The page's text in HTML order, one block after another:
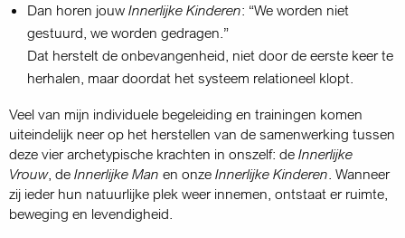
Dan horen jouw Innerlijke Kinderen: “We worden niet
gestuurd, we worden gedragen.”
Dat herstelt de onbevangenheid, niet door de eerste keer te
herhalen, maar doordat het systeem relationeel klopt.
Veel van mijn individuele begeleiding en trainingen komen
uiteindelijk neer op het herstellen van de samenwerking tussen
deze vier archetypische krachten in onszelf: de Innerlijke
Vrouw, de Innerlijke Man en onze Innerlijke Kinderen. Wanneer
zij ieder hun natuurlijke plek weer innemen, ontstaat er ruimte,
beweging en levendigheid.